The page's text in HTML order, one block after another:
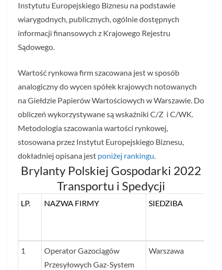
Instytutu Europejskiego Biznesu na podstawie
wiarygodnych, publicznych, ogólnie dostępnych
informacji finansowych z Krajowego Rejestru
Sądowego.
Wartość rynkowa firm szacowana jest w sposób
analogiczny do wycen spółek krajowych notowanych
na Giełdzie Papierów Wartościowych w Warszawie. Do
obliczeń wykorzystywane są wskaźniki C/Z i C/WK.
Metodologia szacowania wartości rynkowej,
stosowana przez Instytut Europejskiego Biznesu,
dokładniej opisana jest poniżej rankingu.
Brylanty Polskiej Gospodarki 2022
Transportu i Spedycji
LP. NAZWA FIRMY SIEDZIBA
LP.
NAZWA FIRMY SIEDZIBA
1
Operator Gazociągów
Przesyłowych Gaz-System
Warszawa